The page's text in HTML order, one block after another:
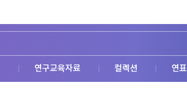
연구교육자료 컬렉션 연표